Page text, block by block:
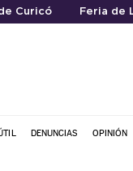
Curicó Feria de
DENUNCIAS OPINIÓN